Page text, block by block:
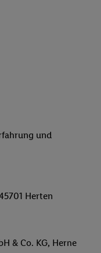
und
Herten
& Co. KG, Herne